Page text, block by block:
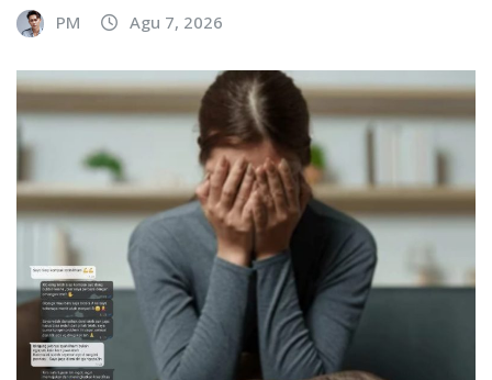
PM Agu 7, 2026